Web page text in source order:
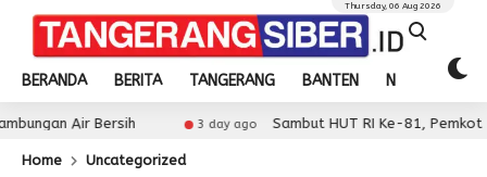
BERANDA BERITA TANGERANG BANTEN NASIONAL
Thursday, 06 Aug 2026
Bersih 3 day ago Sambut HUT RI Ke-81, Pemkot Tangerang
Home Uncategorized